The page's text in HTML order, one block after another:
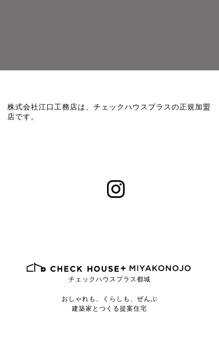
株式会社江口工務店は、チェックハウスプラスの正規加盟
店です。
チェックハウスプラス都城
おしゃれも、くらしも、ぜんぶ
建築家とつくる提案住宅